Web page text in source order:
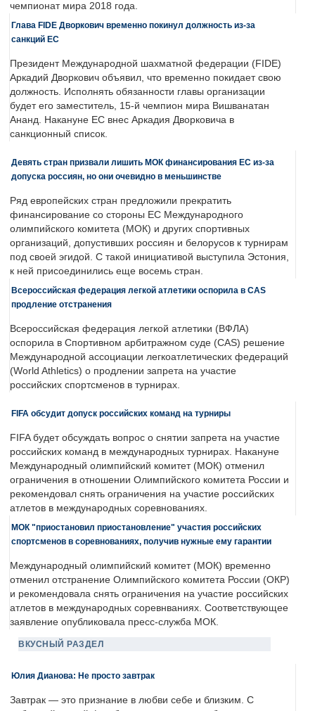
чемпионат мира 2018 года.
Глава FIDE Дворкович временно покинул должность из-за
санкций ЕС
Президент Международной шахматной федерации (FIDE)
Аркадий Дворкович объявил, что временно покидает свою
должность. Исполнять обязанности главы организации
будет его заместитель, 15-й чемпион мира Вишванатан
Ананд. Накануне ЕС внес Аркадия Дворковича в
санкционный список.
Девять стран призвали лишить МОК финансирования ЕС из-за
допуска россиян, но они очевидно в меньшинстве
Ряд европейских стран предложили прекратить
финансирование со стороны ЕС Международного
олимпийского комитета (МОК) и других спортивных
организаций, допустивших россиян и белорусов к турнирам
под своей эгидой. С такой инициативой выступила Эстония,
к ней присоединились еще восемь стран.
Всероссийская федерация легкой атлетики оспорила в CAS
продление отстранения
Всероссийская федерация легкой атлетики (ВФЛА)
оспорила в Спортивном арбитражном суде (CAS) решение
Международной ассоциации легкоатлетических федераций
(World Athletics) о продлении запрета на участие
российских спортсменов в турнирах.
FIFA обсудит допуск российских команд на турниры
FIFA будет обсуждать вопрос о снятии запрета на участие
российских команд в международных турнирах. Накануне
Международный олимпийский комитет (МОК) отменил
ограничения в отношении Олимпийского комитета России и
рекомендовал снять ограничения на участие российских
атлетов в международных соревнованиях.
МОК "приостановил приостановление" участия российских
спортсменов в соревнованиях, получив нужные ему гарантии
Международный олимпийский комитет (МОК) временно
отменил отстранение Олимпийского комитета России (ОКР)
и рекомендовала снять ограничения на участие российских
атлетов в международных соревнваниях. Соответствующее
заявление опубликовала пресс-служба МОК.
ВКУСНЫЙ РАЗДЕЛ
Юлия Дианова: Не просто завтрак
Завтрак — это признание в любви себе и близким. С